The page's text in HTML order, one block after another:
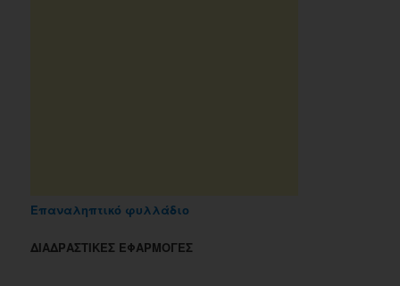
Επαναληπτικό φυλλάδιο
ΔΙΑΔΡΑΣΤΙΚΕΣ ΕΦΑΡΜΟΓΕΣ